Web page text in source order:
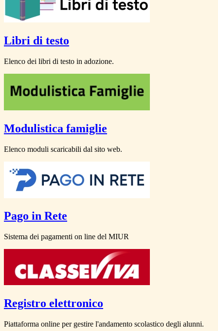
Libri di testo
Elenco dei libri di testo in adozione.
Modulistica famiglie
Elenco moduli scaricabili dal sito web.
Pago in Rete
Sistema dei pagamenti on line del MIUR
Registro elettronico
Piattaforma online per gestire l'andamento scolastico degli alunni.